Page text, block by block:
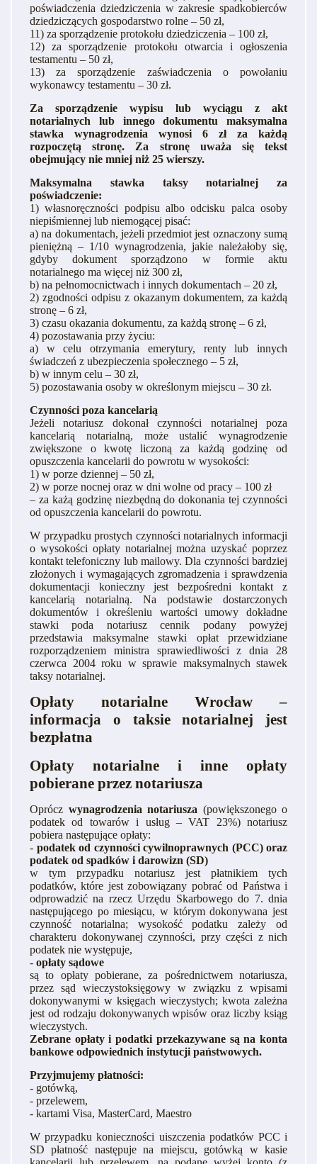
poświadczenia dziedziczenia w zakresie spadkobierców
dziedziczących gospodarstwo rolne – 50 zł,
11) za sporządzenie protokołu dziedziczenia – 100 zł,
12) za sporządzenie protokołu otwarcia i ogłoszenia
testamentu – 50 zł,
13) za sporządzenie zaświadczenia o powołaniu
wykonawcy testamentu – 30 zł.
Za sporządzenie wypisu lub wyciągu z akt
notarialnych lub innego dokumentu maksymalna
stawka wynagrodzenia wynosi 6 zł za każdą
rozpoczętą stronę. Za stronę uważa się tekst
obejmujący nie mniej niż 25 wierszy.
Maksymalna stawka taksy notarialnej za
poświadczenie:
1) własnoręczności podpisu albo odcisku palca osoby
niepiśmiennej lub niemogącej pisać:
a) na dokumentach, jeżeli przedmiot jest oznaczony sumą
pieniężną – 1/10 wynagrodzenia, jakie należałoby się,
gdyby dokument sporządzono w formie aktu
notarialnego ma więcej niż 300 zł,
b) na pełnomocnictwach i innych dokumentach – 20 zł,
2) zgodności odpisu z okazanym dokumentem, za każdą
stronę – 6 zł,
3) czasu okazania dokumentu, za każdą stronę – 6 zł,
4) pozostawania przy życiu:
a) w celu otrzymania emerytury, renty lub innych
świadczeń z ubezpieczenia społecznego – 5 zł,
b) w innym celu – 30 zł,
5) pozostawania osoby w określonym miejscu – 30 zł.
Czynności poza kancelarią
Jeżeli notariusz dokonał czynności notarialnej poza
kancelarią notarialną, może ustalić wynagrodzenie
zwiększone o kwotę liczoną za każdą godzinę od
opuszczenia kancelarii do powrotu w wysokości:
1) w porze dziennej – 50 zł,
2) w porze nocnej oraz w dni wolne od pracy – 100 zł
– za każą godzinę niezbędną do dokonania tej czynności
od opuszczenia kancelarii do powrotu.
W przypadku prostych czynności notarialnych informacji
o wysokości opłaty notarialnej można uzyskać poprzez
kontakt telefoniczny lub mailowy. Dla czynności bardziej
złożonych i wymagających zgromadzenia i sprawdzenia
dokumentacji konieczny jest bezpośredni kontakt z
kancelarią notarialną. Na podstawie dostarczonych
dokumentów i określeniu wartości umowy dokładne
stawki poda notariusz cennik podany powyżej
przedstawia maksymalne stawki opłat przewidziane
rozporządzeniem ministra sprawiedliwości z dnia 28
czerwca 2004 roku w sprawie maksymalnych stawek
taksy notarialnej.
Opłaty notarialne Wrocław –
informacja o taksie notarialnej jest
bezpłatna
Opłaty notarialne i inne opłaty
pobierane przez notariusza
Oprócz wynagrodzenia notariusza (powiększonego o
podatek od towarów i usług – VAT 23%) notariusz
pobiera następujące opłaty:
- podatek od czynności cywilnoprawnych (PCC) oraz
podatek od spadków i darowizn (SD)
w tym przypadku notariusz jest płatnikiem tych
podatków, które jest zobowiązany pobrać od Państwa i
odprowadzić na rzecz Urzędu Skarbowego do 7. dnia
następującego po miesiącu, w którym dokonywana jest
czynność notarialna; wysokość podatku zależy od
charakteru dokonywanej czynności, przy części z nich
podatek nie występuje,
- opłaty sądowe
są to opłaty pobierane, za pośrednictwem notariusza,
przez sąd wieczystoksięgowy w związku z wpisami
dokonywanymi w księgach wieczystych; kwota zależna
jest od rodzaju dokonywanych wpisów oraz liczby ksiąg
wieczystych.
Zebrane opłaty i podatki przekazywane są na konta
bankowe odpowiednich instytucji państwowych.
Przyjmujemy płatności:
- gotówką,
- przelewem,
- kartami Visa, MasterCard, Maestro
W przypadku konieczności uiszczenia podatków PCC i
SD płatność następuje na miejscu, gotówką w kasie